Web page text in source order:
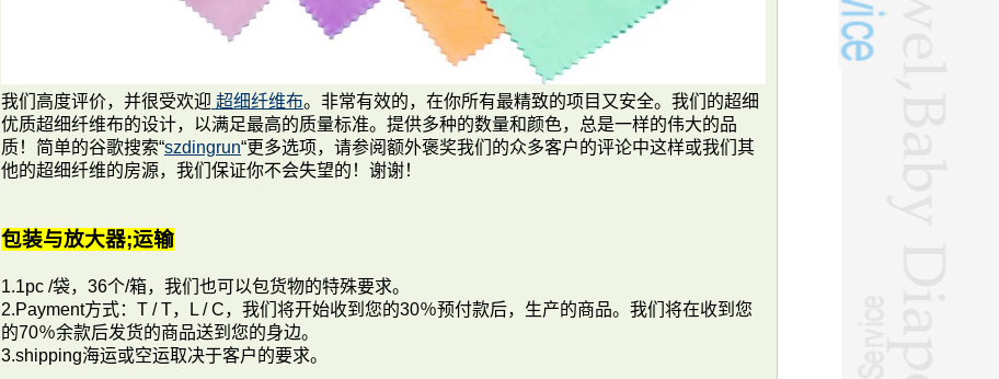
我们高度评价，并很受欢迎 超细纤维布。非常有效的，在你所有最精致的项目又安全。我们的超细
优质超细纤维布的设计，以满足最高的质量标准。提供多种的数量和颜色，总是一样的伟大的品
质！简单的谷歌搜索“szdingrun“更多选项，请参阅额外褒奖我们的众多客户的评论中这样或我们其
他的超细纤维的房源，我们保证你不会失望的！谢谢！
包装与放大器;运输
1.1pc /袋，36个/箱，我们也可以包货物的特殊要求。
2.Payment方式：T / T，L / C，我们将开始收到您的30％预付款后，生产的商品。我们将在收到您
的70％余款后发货的商品送到您的身边。
3.shipping海运或空运取决于客户的要求。